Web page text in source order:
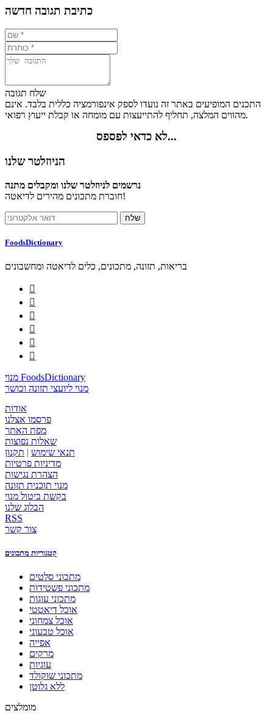
כתיבת תגובה חדשה
שלח תגובה
התכנים המופיעים באתר זה נועדו לספק אינפורמציה כללית בלבד. אינם
מהווים המלצה, תחליף להתייעצות עם מומחה או קבלת ייעוץ רפואי.
לא כדאי לפספס...
הניוזלטר שלנו
נרשמים לניוזלטר שלנו ומקבלים מתנה
חוברת מתכונים מהירים לדיאטה!
FoodsDictionary
בריאות, תזונה, מתכונים, כלים לדיאטה ומחשבונים






מנוי FoodsDictionary
מנוי ליועצי תזונה וכושר
אודות
פרסמו אצלנו
מפת האתר
שאלות נפוצות
תנאי שימוש | תקנון
מדיניות פרטיות
הצהרת נגישות
מנוי תוכנית תזונה
בקשת ביטול מנוי
הבלוג שלנו
RSS
צור קשר
קטגוריות מתכונים
מתכוני סלטים
מתכוני פשטידות
מתכוני עוגות
אוכל דיאטטי
אוכל צמחוני
אוכל טבעוני
אפייה
מרקים
עוגיות
מתכוני שוקולד
ללא גלוטן
מומלצים